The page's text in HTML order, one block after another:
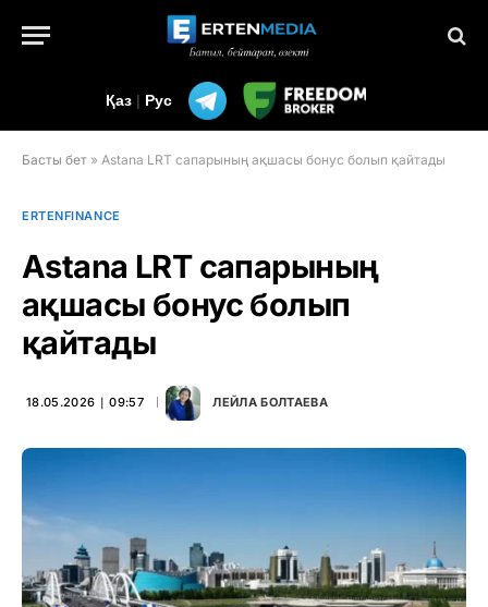
Қаз | Рус
Басты бет » Astana LRT сапарының ақшасы бонус болып қайтады
ERTENFINANCE
Astana LRT сапарының
ақшасы бонус болып
қайтады
18.05.2026 ∣ 09:57 ЛЕЙЛА БОЛТАЕВА